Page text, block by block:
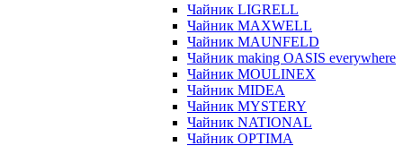
Чайник LIGRELL
Чайник MAXWELL
Чайник MAUNFELD
Чайник making OASIS everywhere
Чайник MOULINEX
Чайник MIDEA
Чайник MYSTERY
Чайник NATIONAL
Чайник OPTIMA